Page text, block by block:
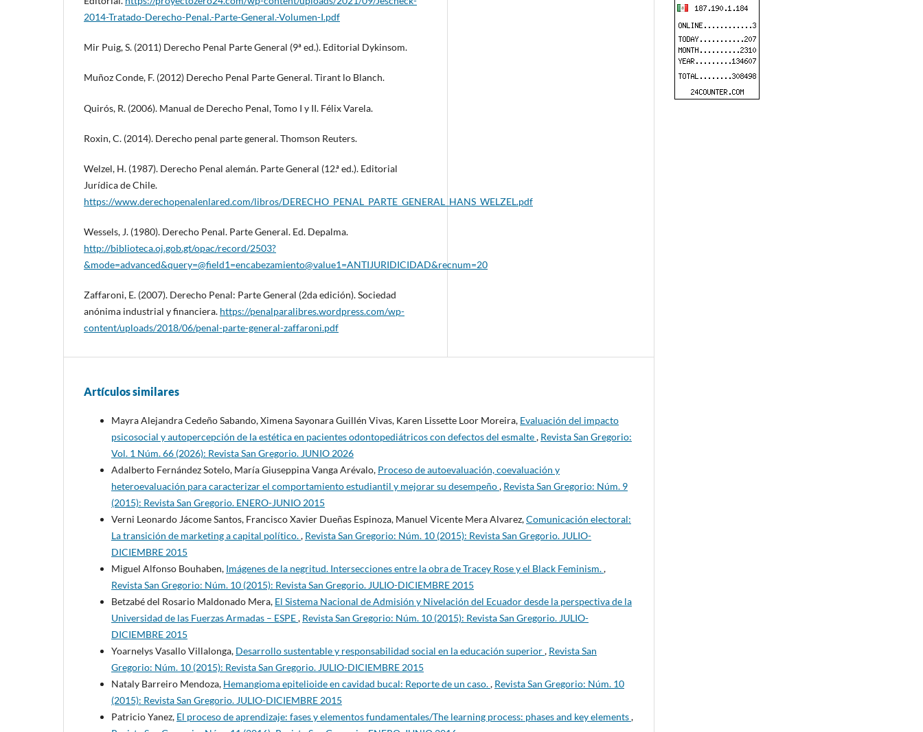
2014-Tratado-Derecho-Penal.-Parte-General.-Volumen-I.pdf
Mir Puig, S. (2011) Derecho Penal Parte General (9ª ed.). Editorial Dykinsom.
Muñoz Conde, F. (2012) Derecho Penal Parte General. Tirant lo Blanch.
Quirós, R. (2006). Manual de Derecho Penal, Tomo I y II. Félix Varela.
Roxin, C. (2014). Derecho penal parte general. Thomson Reuters.
Welzel, H. (1987). Derecho Penal alemán. Parte General (12.ª ed.). Editorial
Jurídica de Chile.
https://www.derechopenalenlared.com/libros/DERECHO_PENAL_PARTE_GENERAL_HANS_WELZEL.pdf
Wessels, J. (1980). Derecho Penal. Parte General. Ed. Depalma.
http://biblioteca.oj.gob.gt/opac/record/2503?
&mode=advanced&query=@field1=encabezamiento@value1=ANTIJURIDICIDAD&recnum=20
Zaffaroni, E. (2007). Derecho Penal: Parte General (2da edición). Sociedad
anónima industrial y financiera. https://penalparalibres.wordpress.com/wp-
content/uploads/2018/06/penal-parte-general-zaffaroni.pdf
Artículos similares
Mayra Alejandra Cedeño Sabando, Ximena Sayonara Guillén Vivas, Karen Lissette Loor Moreira, Evaluación del impacto
psicosocial y autopercepción de la estética en pacientes odontopediátricos con defectos del esmalte, Revista San Gregorio:
Vol. 1 Núm. 66 (2026): Revista San Gregorio. JUNIO 2026
Adalberto Fernández Sotelo, María Giuseppina Vanga Arévalo, Proceso de autoevaluación, coevaluación y
heteroevaluación para caracterizar el comportamiento estudiantil y mejorar su desempeño, Revista San Gregorio: Núm. 9
(2015): Revista San Gregorio. ENERO-JUNIO 2015
Verni Leonardo Jácome Santos, Francisco Xavier Dueñas Espinoza, Manuel Vicente Mera Alvarez,Comunicación electoral:
La transición de marketing a capital político., Revista San Gregorio: Núm. 10 (2015): Revista San Gregorio. JULIO-
DICIEMBRE 2015
Miguel Alfonso Bouhaben, Imágenes de la negritud. Intersecciones entre la obra de Tracey Rose y el Black Feminism.,
Revista San Gregorio: Núm. 10 (2015): Revista San Gregorio. JULIO-DICIEMBRE 2015
Betzabé del Rosario Maldonado Mera, El Sistema Nacional de Admisión y Nivelación del Ecuador desde la perspectiva de la
Universidad de las Fuerzas Armadas – ESPE, Revista San Gregorio: Núm. 10 (2015): Revista San Gregorio. JULIO-
DICIEMBRE 2015
Yoarnelys Vasallo Villalonga, Desarrollo sustentable y responsabilidad social en la educación superior, Revista San
Gregorio: Núm. 10 (2015): Revista San Gregorio. JULIO-DICIEMBRE 2015
Nataly Barreiro Mendoza, Hemangioma epitelioide en cavidad bucal: Reporte de un caso., Revista San Gregorio: Núm. 10
(2015): Revista San Gregorio. JULIO-DICIEMBRE 2015
Patricio Yanez, El proceso de aprendizaje: fases y elementos fundamentales/The learning process: phases and key elements,